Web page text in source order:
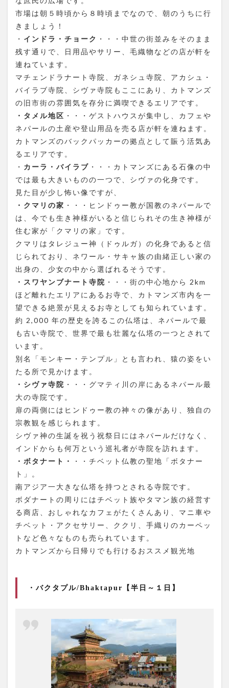
市場は朝５時頃から８時頃までなので、朝のうちに行
きましょう！
・ インドラ・チョーク ・・・中世の街並みをそのまま
残す通りで、日用品やサリー、毛織物などの店が軒を
連ねています。
マチェンドラナート寺院、ガネシュ寺院、アカシュ・
バイラブ寺院、シヴァ寺院もここにあり、カトマンズ
の旧市街の雰囲気を存分に満喫できるエリアです。
・タメル地区 ・・・ゲストハウスが集中し、カフェや
ネパールの土産や登山用品を売る店が軒を連ねます。
カトマンズのバックパッカーの拠点として賑う活気あ
るエリアです。
・ カーラ・バイラブ ・・・カトマンズにある石像の中
では最も大きいものの一つで、シヴァの化身です。
見た目が少し怖い像ですが、
・クマリの家 ・・・ヒンドゥー教が国教のネパールで
は、今でも生き神様がいると信じられその生き神様が
住む家が「クマリの家」です。
クマリはタレジュー神（ドゥルガ）の化身であると信
じられており、ネワール・サキャ族の由緒正しい家の
出身の、少女の中から選ばれるそうです。
・スワヤンブナート寺院 ・・・街の中心地から 2km
ほど離れたエリアにあるお寺で、カトマンズ市内を一
望できる絶景が見えるお寺としても知られています。
約 2,000 年の歴史を誇るこの仏塔は、ネパールで最
も古い寺院で、世界で最も壮麗な仏塔の一つとされて
います。
別名「モンキー・テンプル」とも言われ、猿の姿をい
たる所で見かけます。
・シヴァ寺院 ・・・グマティ川の岸にあるネパール最
大の寺院です。
扉の両側にはヒンドゥー教の神々の像があり、独自の
宗教観を感じられます。
シヴァ神の生誕を祝う祝祭日にはネパールだけなく、
インドからも何万という巡礼者が寺院を訪れます。
・ボタナート・
・・チベット仏教の聖地「ボタナー
ト」。
南アジア一大きな仏塔を持つとされる寺院です。
ボダナートの周りにはチベット族やタマン族の経営す
る商店、おしゃれなカフェがたくさんあり、マニ車や
チベット・アクセサリー、ククリ、手織りのカーペッ
トなど色々なものも売られています。
カトマンズから日帰りでも行けるおススメ観光地
・バクタプル/Bhaktapur【半日～１日】